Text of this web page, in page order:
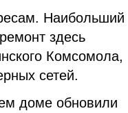
Наибольший
здесь
Комсомола,
сетей.
доме обновили